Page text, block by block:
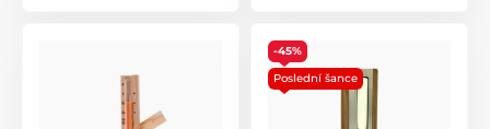
-45%
Poslední šance